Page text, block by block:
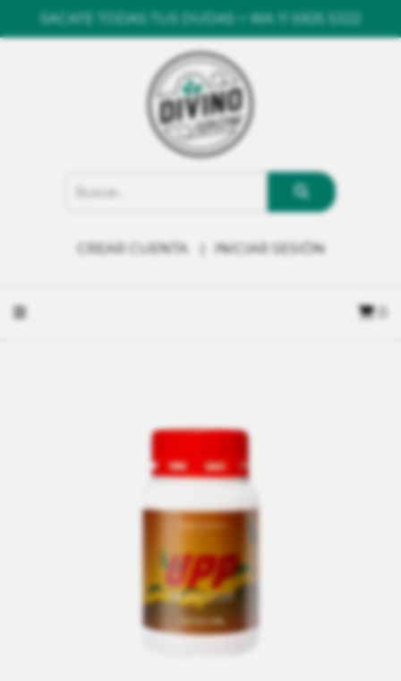
SACATE TODAS TUS DUDAS > WA 11 5925 5322
CREAR CUENTA INICIAR SESIÓN